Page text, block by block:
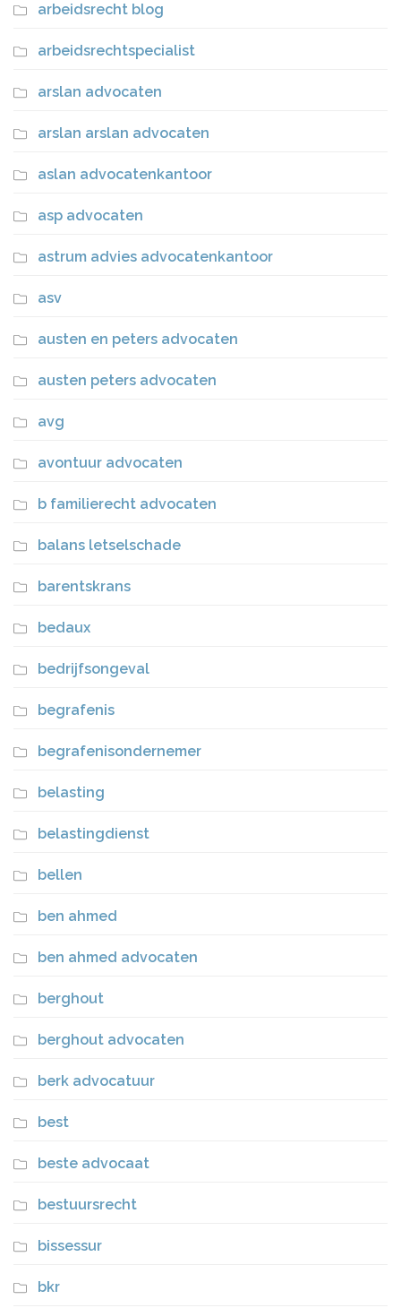
arbeidsrecht blog
arbeidsrechtspecialist
arslan advocaten
arslan arslan advocaten
aslan advocatenkantoor
asp advocaten
astrum advies advocatenkantoor
asv
austen en peters advocaten
austen peters advocaten
avg
avontuur advocaten
b familierecht advocaten
balans letselschade
barentskrans
bedaux
bedrijfsongeval
begrafenis
begrafenisondernemer
belasting
belastingdienst
bellen
ben ahmed
ben ahmed advocaten
berghout
berghout advocaten
berk advocatuur
best
beste advocaat
bestuursrecht
bissessur
bkr